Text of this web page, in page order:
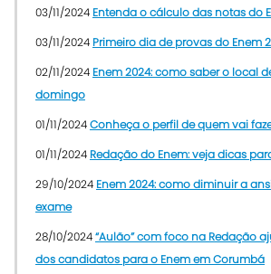
03/11/2024 Entenda o cálculo das notas do
03/11/2024 Primeiro dia de provas do Enem
02/11/2024 Enem 2024: como saber o local
domingo
01/11/2024Conheça o perfil de quem vai
01/11/2024 Redação do Enem: veja dicas
29/10/2024 Enem 2024: como diminuir a
exame
28/10/2024“Aulão” com foco na Redação
dos candidatos para o Enem em Corumbá